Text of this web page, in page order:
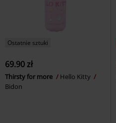
Ostatnie sztuki
69.90 zł
Thirsty for more
Hello Kitty
Bidon